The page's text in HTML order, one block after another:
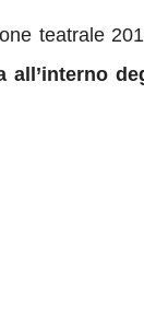
teatrale
all’interno